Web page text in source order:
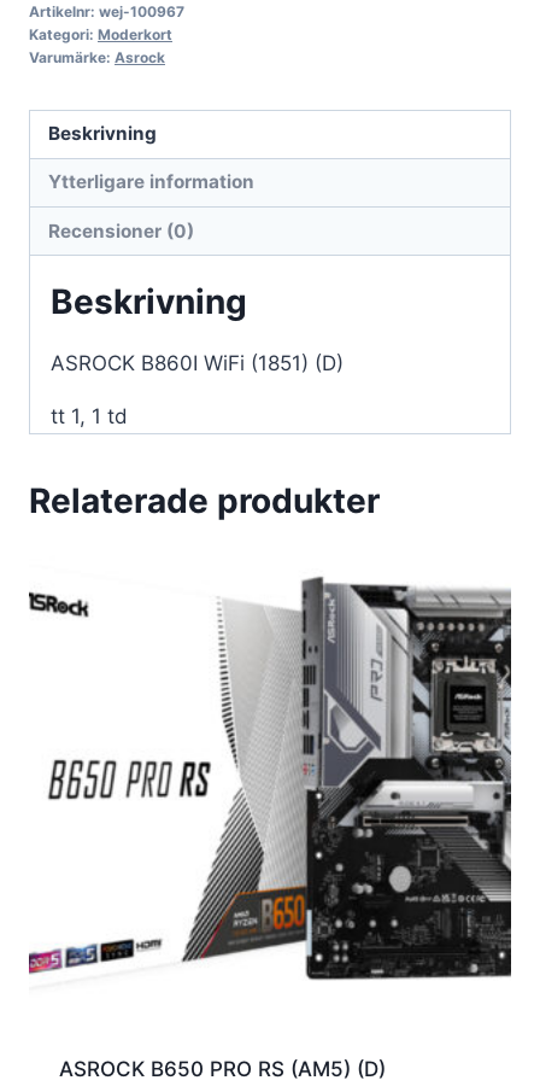
(1851)
(D)
Artikelnr: wej-100967
Kategori: Moderkort
Varumärke: Asrock
Beskrivning
Ytterligare information
Recensioner (0)
Beskrivning
ASROCK B860I WiFi (1851) (D)
tt 1, 1 td
Relaterade produkter
ASROCK B650 PRO RS (AM5) (D)